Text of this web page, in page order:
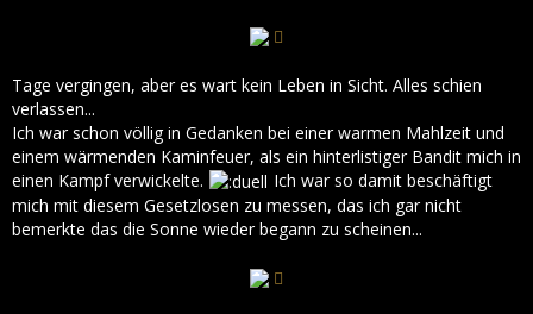
Tage vergingen, aber es wart kein Leben in Sicht. Alles schien
verlassen...
Ich war schon völlig in Gedanken bei einer warmen Mahlzeit und
einem wärmenden Kaminfeuer, als ein hinterlistiger Bandit mich in
einen Kampf verwickelte.
Ich war so damit beschäftigt
mich mit diesem Gesetzlosen zu messen, das ich gar nicht
bemerkte das die Sonne wieder begann zu scheinen...